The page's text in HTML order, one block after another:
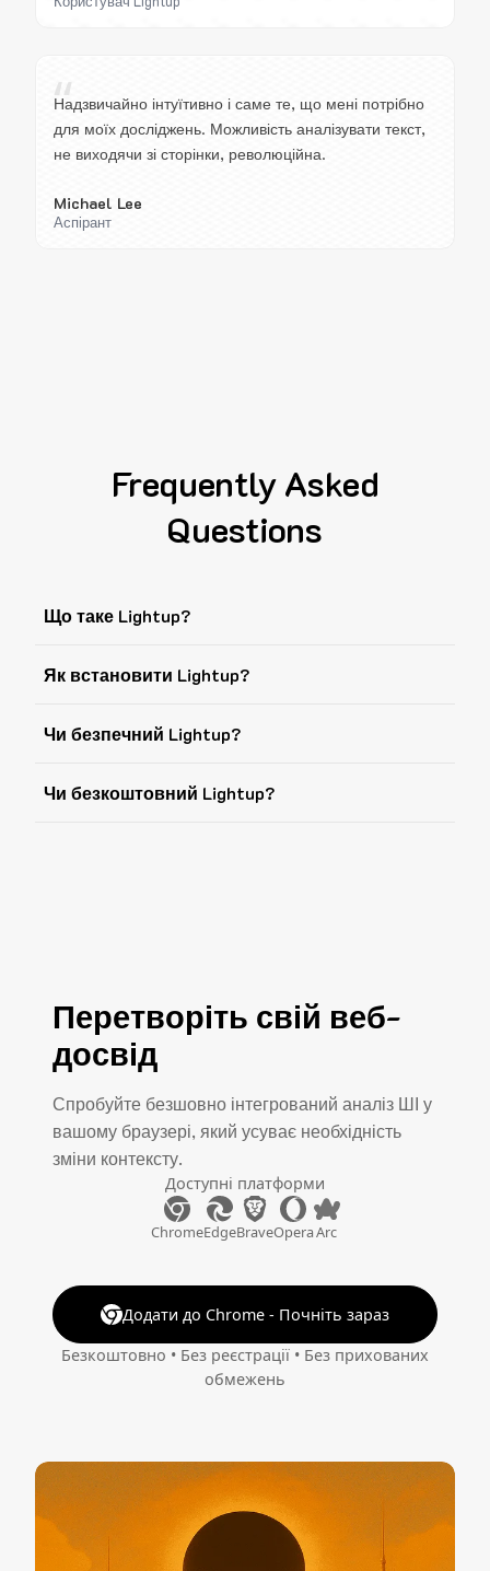
“
Надзвичайно інтуїтивно і саме те, що мені потрібно
для моїх досліджень. Можливість аналізувати текст,
не виходячи зі сторінки, революційна.
Michael Lee
Аспірант
Frequently Asked
Questions
Що таке Lightup?
Як встановити Lightup?
Чи безпечний Lightup?
Чи безкоштовний Lightup?
Перетворіть свій веб-
досвід
Спробуйте безшовно інтегрований аналіз ШІ у
вашому браузері, який усуває необхідність
зміни контексту.
Доступні платформи
ChromeEdgeBraveOperaArc
Додати до Chrome - Почніть зараз
Безкоштовно • Без реєстрації • Без прихованих
обмежень